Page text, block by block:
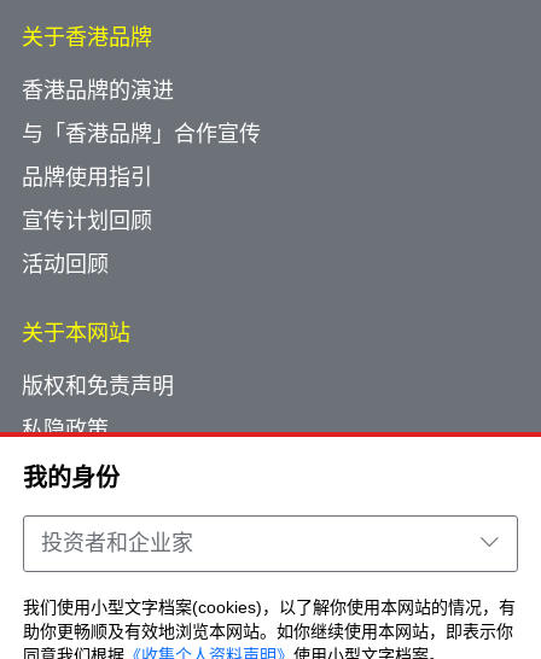
我的身份
投资者和企业家
我们使用小型文字档案(cookies)，以了解你使用本网站的情况，有
助你更畅顺及有效地浏览本网站。如你继续使用本网站，即表示你
关于香港品牌
香港品牌的演进
与「香港品牌」合作宣传
品牌使用指引
宣传计划回顾
活动回顾
关于本网站
版权和免责声明
私隐政策
使用小型文字档案
网页指南
联络我们
Copyright © Brand Hong Kong. All Rights